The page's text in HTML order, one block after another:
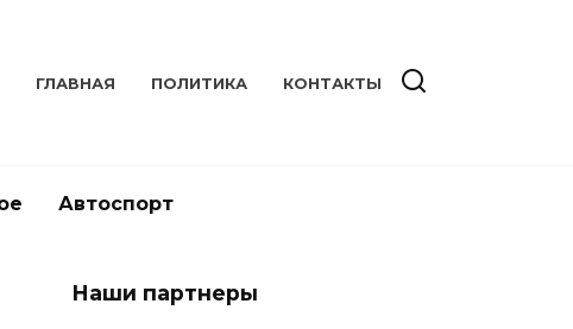
ГЛАВНАЯ ПОЛИТИКА КОНТАКТЫ
Автоспорт
Наши партнеры